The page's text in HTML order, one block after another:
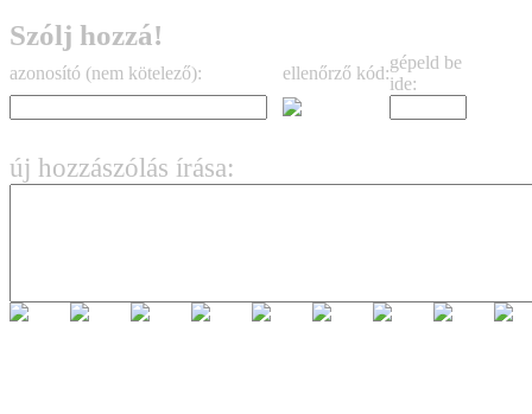
Szólj hozzá!
azonosító (nem kötelező): ellenőrző kód:
gépeld be
ide:
új hozzászólás írása: